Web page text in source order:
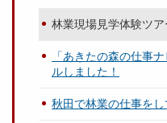
林業現場見学体験ツ
「あきたの森の仕事
ルしました！
秋田で林業の仕事をし